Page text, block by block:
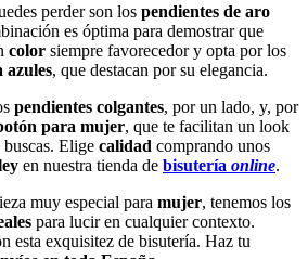
perder son los pendientes de aro
es óptima para demostrar que
color siempre favorecedor y opta por los
azules, que destacan por su elegancia.
pendientes colgantes, por un lado, y, por
para mujer, que te facilitan un look
Elige calidad comprando unos
en nuestra tienda de bisutería online.
muy especial para mujer, tenemos los
para lucir en cualquier contexto.
esta exquisitez de bisutería. Haz tu